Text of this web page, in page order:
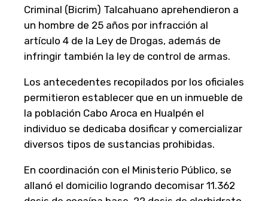
Criminal (Bicrim) Talcahuano aprehendieron a
un hombre de 25 años por infracción al
artículo 4 de la Ley de Drogas, además de
infringir también la ley de control de armas.
Los antecedentes recopilados por los oficiales
permitieron establecer que en un inmueble de
la población Cabo Aroca en Hualpén el
individuo se dedicaba dosificar y comercializar
diversos tipos de sustancias prohibidas.
En coordinación con el Ministerio Público, se
allanó el domicilio logrando decomisar 11.362